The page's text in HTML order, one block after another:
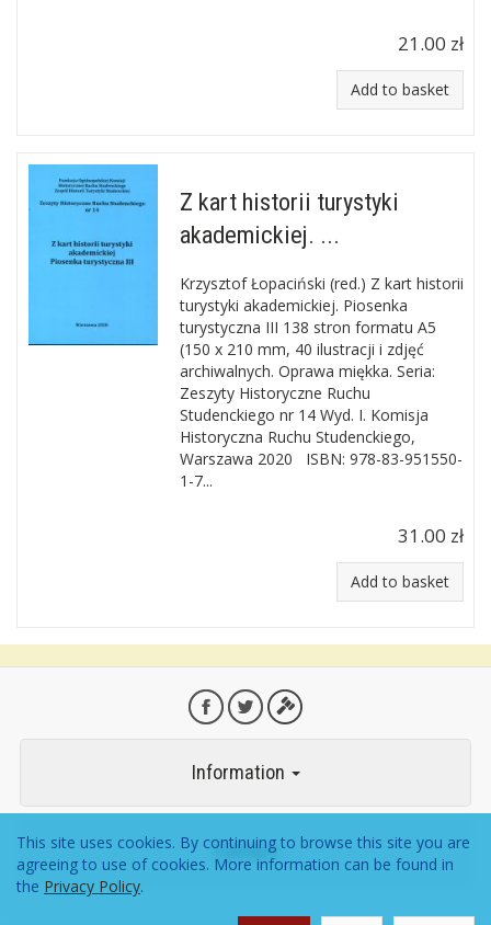
21.00 zł
Add to basket
Z kart historii turystyki
akademickiej. ...
Krzysztof Łopaciński (red.) Z kart historii
turystyki akademickiej. Piosenka
turystyczna III 138 stron formatu A5
(150 x 210 mm, 40 ilustracji i zdjęć
archiwalnych. Oprawa miękka. Seria:
Zeszyty Historyczne Ruchu
Studenckiego nr 14 Wyd. I. Komisja
Historyczna Ruchu Studenckiego,
Warszawa 2020 ISBN: 978-83-951550-
1-7...
31.00 zł
Add to basket
Information
Contact
This site uses cookies. By continuing to browse this site you are
agreeing to use of cookies. More information can be found in
the Privacy Policy.